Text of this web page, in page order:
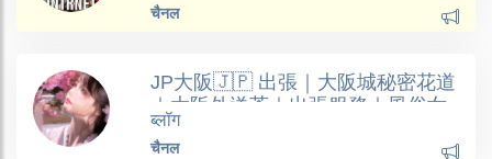
o "diarioctt")
चैनल
JP大阪🇯🇵 出張｜大阪城秘密花道
｜大阪外送茶｜出張服務｜風俗女
｜特殊服務
ब्लॉग
चैनल